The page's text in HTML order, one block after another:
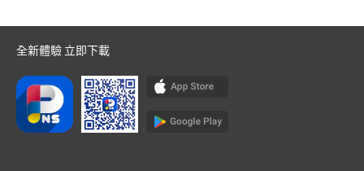
全新體驗 立即下載